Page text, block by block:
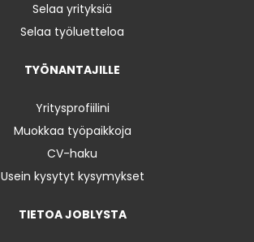
Selaa yrityksiä
Selaa työluetteloa
TYÖNANTAJILLE
Yritysprofiilini
Muokkaa työpaikkoja
CV-haku
Usein kysytyt kysymykset
TIETOA JOBLYSTA